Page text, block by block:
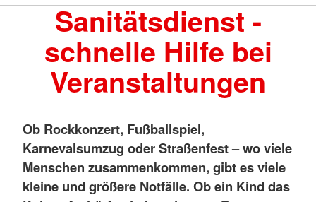
Sanitätsdienst -
schnelle Hilfe bei
Veranstaltungen
Ob Rockkonzert, Fußballspiel,
Karnevalsumzug oder Straßenfest – wo viele
Menschen zusammenkommen, gibt es viele
kleine und größere Notfälle. Ob ein Kind das